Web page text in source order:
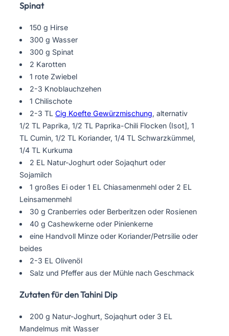
Spinat
150 g Hirse
300 g Wasser
300 g Spinat
2 Karotten
1 rote Zwiebel
2-3 Knoblauchzehen
1 Chilischote
2-3 TLCig Koefte Gewürzmischung, alternativ
1/2 TL Paprika, 1/2 TL Paprika-Chili Flocken (Isot], 1
TL Cumin, 1/2 TL Koriander, 1/4 TL Schwarzkümmel,
1/4 TL Kurkuma
2 EL Natur-Joghurt oder Sojaqhurt oder
Sojamilch
1 großes Ei oder 1 EL Chiasamenmehl oder 2 EL
Leinsamenmehl
30 g Cranberries oder Berberitzen oder Rosienen
40 g Cashewkerne oder Pinienkerne
eine Handvoll Minze oder Koriander/Petrsilie oder
beides
2-3 EL Olivenöl
Salz und Pfeffer aus der Mühle nach Geschmack
Zutaten für den Tahini Dip
200 g Natur-Joghurt, Sojaqhurt oder 3 EL
Mandelmus mit Wasser